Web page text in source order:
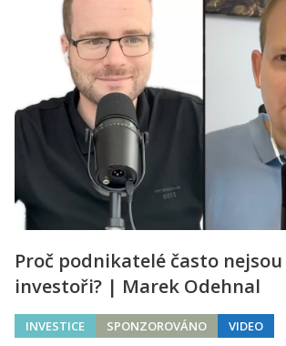
Proč podnikatelé často
investoři? | Marek Odehnal
INVESTICE SPONZOROVÁNO VIDEO